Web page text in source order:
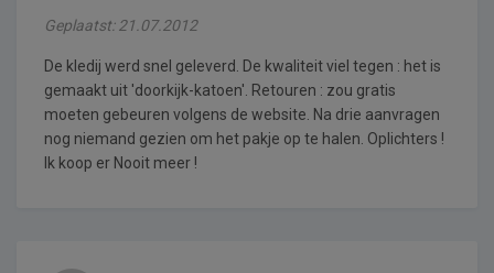
Geplaatst: 21.07.2012
De kledij werd snel geleverd. De kwaliteit viel tegen : het is
gemaakt uit 'doorkijk-katoen'. Retouren : zou gratis
moeten gebeuren volgens de website. Na drie aanvragen
nog niemand gezien om het pakje op te halen. Oplichters !
Ik koop er Nooit meer !